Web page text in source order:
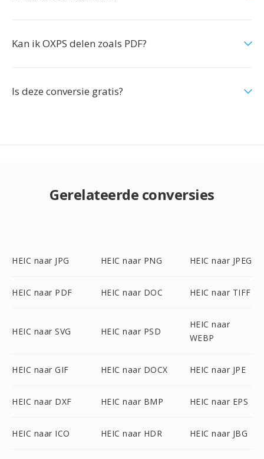
Kan ik OXPS delen zoals PDF?
Is deze conversie gratis?
Gerelateerde conversies
HEIC naar JPG HEIC naar PNG HEIC naar JPEG
HEIC naar PDF HEIC naar DOC HEIC naar TIFF
HEIC naar SVG HEIC naar PSD
HEIC naar
WEBP
HEIC naar GIF HEIC naar DOCX HEIC naar JPE
HEIC naar DXF HEIC naar BMP HEIC naar EPS
HEIC naar ICO HEIC naar HDR HEIC naar JBG